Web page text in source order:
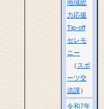
地域総
力応援
Tip-off
セレモ
ニー
スポ
ーツ交
流課
令和7年